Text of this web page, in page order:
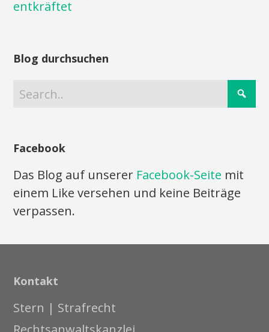
entkräftet
Blog durchsuchen
Facebook
Das Blog auf unserer Facebook-Seite mit
einem Like versehen und keine Beiträge
verpassen.
Kontakt
Stern | Strafrecht